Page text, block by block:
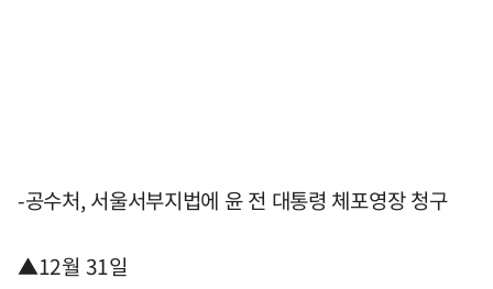
-공수처, 서울서부지법에 윤 전 대통령 체포영장 청구
▲12월 31일